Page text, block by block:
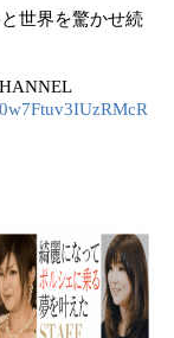
世界を驚かせ続